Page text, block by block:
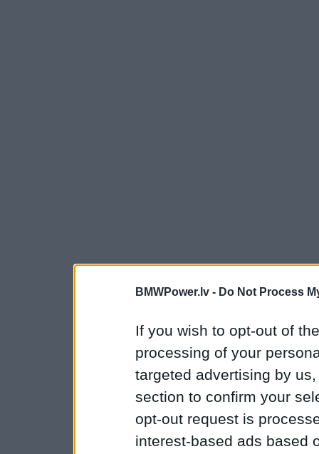
BMWPower.lv - Do Not Process
If you wish to opt-out of
processing of your
targeted advertising by
section to confirm your
opt-out request is
interest-based ads based